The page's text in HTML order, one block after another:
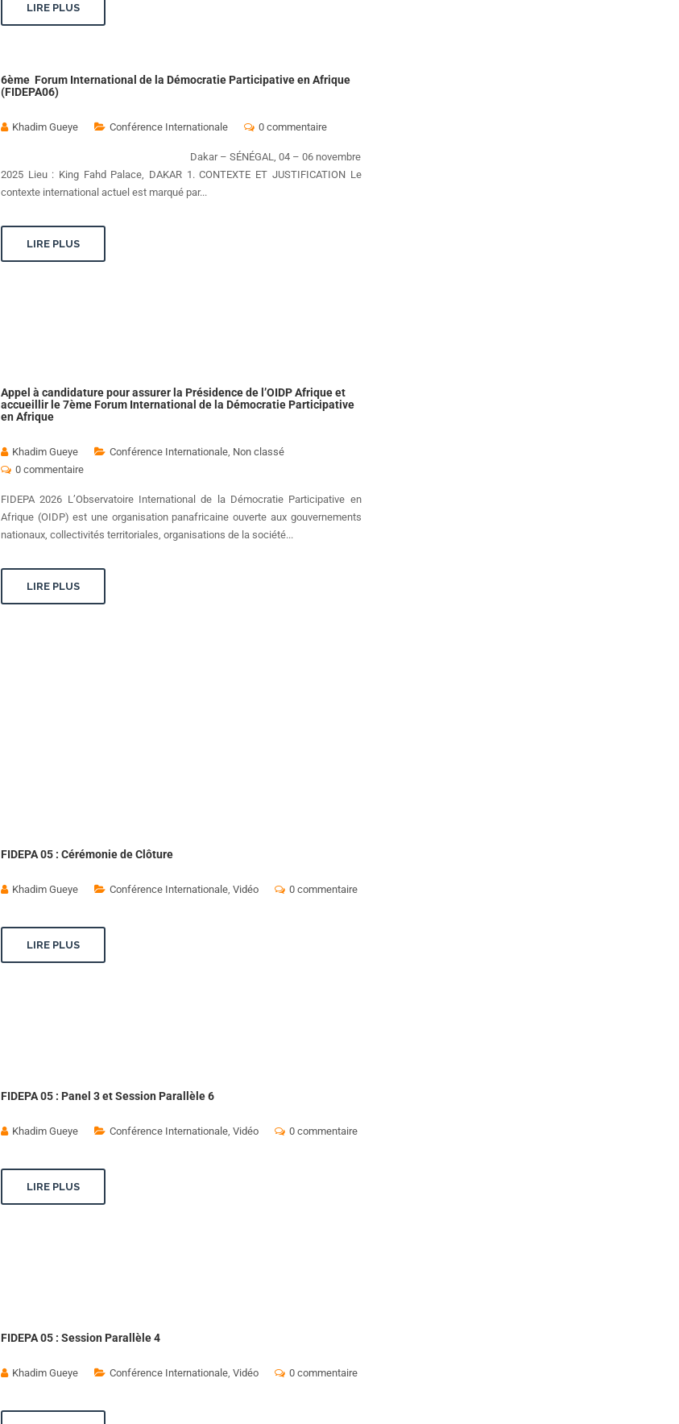
LIRE PLUS
6ème Forum International de la Démocratie Participative en Afrique
(FIDEPA06)
Khadim Gueye Conférence Internationale 0 commentaire
Dakar – SÉNÉGAL, 04 – 06 novembre
2025 Lieu : King Fahd Palace, DAKAR 1. CONTEXTE ET JUSTIFICATION Le
contexte international actuel est marqué par...
LIRE PLUS
Appel à candidature pour assurer la Présidence de l’OIDP Afrique et
accueillir le 7ème Forum International de la Démocratie Participative
en Afrique
Khadim Gueye Conférence Internationale, Non classé
0 commentaire
FIDEPA 2026 L’Observatoire International de la Démocratie Participative en
Afrique (OIDP) est une organisation panafricaine ouverte aux gouvernements
nationaux, collectivités territoriales, organisations de la société...
LIRE PLUS
FIDEPA 05 : Cérémonie de Clôture
Khadim Gueye Conférence Internationale, Vidéo 0 commentaire
LIRE PLUS
FIDEPA 05 : Panel 3 et Session Parallèle 6
Khadim Gueye Conférence Internationale, Vidéo 0 commentaire
LIRE PLUS
FIDEPA 05 : Session Parallèle 4
Khadim Gueye Conférence Internationale, Vidéo 0 commentaire